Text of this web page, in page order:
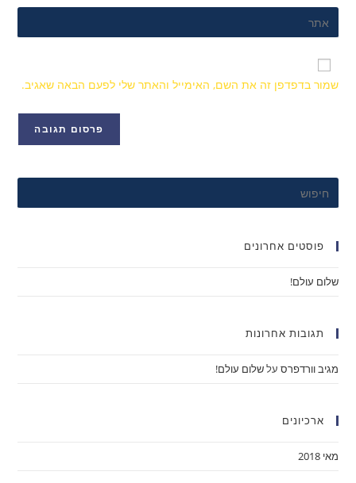
שמור בדפדפן זה את השם, האימייל והאתר שלי לפעם הבאה שאגיב.
פוסטים אחרונים
שלום עולם!
תגובות אחרונות
מגיב וורדפרס עלשלום עולם!
ארכיונים
מאי 2018